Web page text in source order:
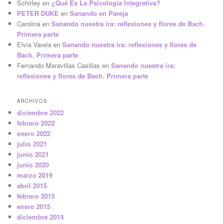
Schirley en ¿Qué Es La Psicología Integrativa?
PETER DUKE enSanando en Pareja
Carolina enSanando nuestra ira: reflexiones y flores de Bach.
Primera parte
Elvia Varela enSanando nuestra ira: reflexiones y flores de
Bach. Primera parte
Fernando Maravillas Casillas enSanando nuestra ira:
reflexiones y flores de Bach. Primera parte
ARCHIVOS
diciembre 2022
febrero 2022
enero 2022
julio 2021
junio 2021
junio 2020
marzo 2019
abril 2015
febrero 2015
enero 2015
diciembre 2014